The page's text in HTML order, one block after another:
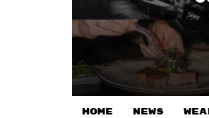
HOME NEWS